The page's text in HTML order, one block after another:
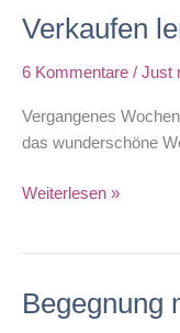
eingerichtet:
mich!
Verkaufen
6 Kommentare / Just
Vergangenes
das wunderschöne
Verkaufen
Weiterlesen »
Begegnung